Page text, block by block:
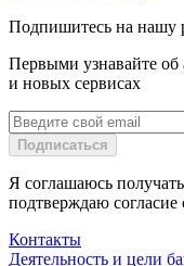
Подпишитесь на нашу
Первыми узнавайте об
и новых сервисах
Подписаться
Я соглашаюсь
подтверждаю
Контакты
Деятельность и цели